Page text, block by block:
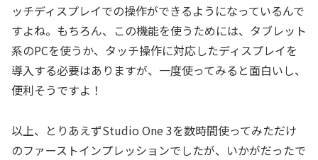
ッチディスプレイでの操作ができるようになっているんで
すよね。もちろん、この機能を使うためには、タブレット
系のPCを使うか、タッチ操作に対応したディスプレイを
導入する必要はありますが、一度使ってみると面白いし、
便利そうですよ！
以上、とりあえずStudio One 3を数時間使ってみただけ
のファーストインプレッションでしたが、いかがだったで